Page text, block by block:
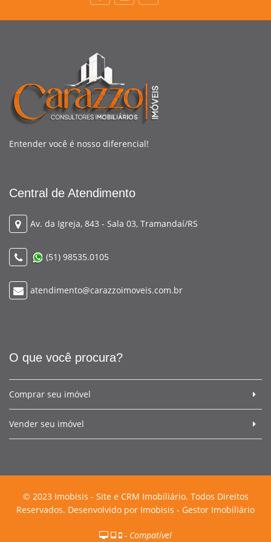
Entender você é nosso diferencial!
Central de Atendimento
Av. da Igreja, 843 - Sala 03, Tramandaí/RS
(51) 98535.0105
atendimento@carazzoimoveis.com.br
O que você procura?
Comprar seu imóvel
Vender seu imóvel
© 2023 Imobisis - Site e CRM Imobiliário. Todos Direitos
Reservados. Desenvolvido por Imobisis - Gestor Imobiliário
- Compatível